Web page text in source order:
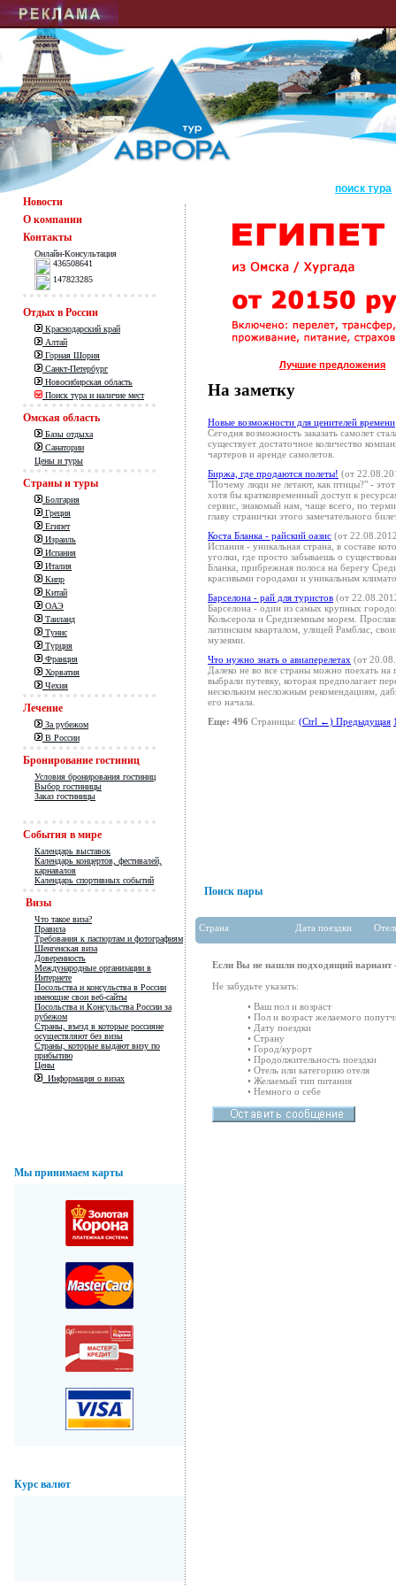
поиск тура
Новости
О компании
Контакты
Онлайн-Консультация
436508641
147823285
Отдых в России
Краснодарский край
Алтай
Горная Шория
Санкт-Петербург
Новосибирская область
Поиск тура и наличие мест
Омская область
Базы отдыха
Санатории
Цены и туры
Страны и туры
Болгария
Греция
Египет
Израиль
Испания
Италия
Кипр
Китай
ОАЭ
Таиланд
Тунис
Турция
Франция
Хорватия
Чехия
Лечение
За рубежом
В России
Бронирование гостиниц
Условия бронирования гостиниц
Выбор гостиницы
Заказ гостиницы
События в мире
Календарь выставок
Календарь концертов, фестивалей,
карнавалов
Календарь спортивных событий
Визы
Что такое виза?
Правила
Требования к паспортам и фотографиям
Шенгенская виза
Доверенность
Международные организации в
Интернете
Посольства и консульства в России
имеющие свои веб-сайты
Посольства и Консульства России за
рубежом
Страны, въезд в которые россияне
осуществляют без визы
Страны, которые выдают визу по
прибытию
Цены
Информация о визах
Мы принимаем карты
Курс валют
Лучшие предложения
На заметку
Новые возможности для ценителей времени
Сегодня возможность заказать самолет
существует достаточное количество
чартеров и аренде самолетов.
Биржа, где продаются полеты! (от
"Почему люди не летают, как птицы?" -
хотя бы кратковременный доступ к
сервис, знакомый нам, чаще всего, по
главу странички этого замечательного
Коста Бланка - райский оазис (от
Испания - уникальная страна, в составе
уголки, где просто забываешь о
Бланка, прибрежная полоса на берегу
красивыми городами и уникальным
Барселона - рай для туристов (от
Барселона - один из самых крупных
Кольсерола и Средиземным морем.
латинским кварталом, улицей Рамблас,
музеями.
Что нужно знать о авиаперелетах (от
Далеко не во все страны можно поехать на
выбрали путевку, которая предполагает
нескольким несложным рекомендациям,
его начала.
Еще: 496 Страницы: (Ctrl ←) Предыдущая
Поиск пары
Страна Дата поездки
Если Вы не нашли подходящий вариант
Не забудьте указать:
• Ваш пол и возраст
• Пол и возраст желаемого
• Дату поездки
• Страну
• Город/курорт
• Продолжительность поездки
• Отель или категорию отеля
• Желаемый тип питания
• Немного о себе